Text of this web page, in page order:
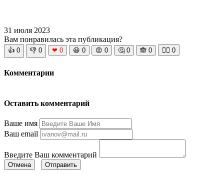
31 июля 2023
Вам понравилась эта публикация?
👍 0 👎 0 ❤ 0 😆 0 😡 0 🤔 0 🙈 0 🧘‍♀️ 0
Комментарии
Оставить комментарий
Ваше имя
Ваш email
Введите Ваш комментарий
Отмена Отправить